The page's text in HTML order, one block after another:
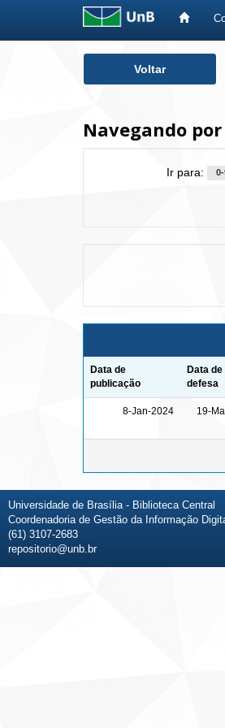
Voltar
Navegando
Ir para:
Data de
publicação
Data de
defesa
8-Jan-2024 19-
Universidade de Brasília - Biblioteca Central
Coordenadoria de Gestão da Informação
(61) 3107-2683
repositorio@unb.br